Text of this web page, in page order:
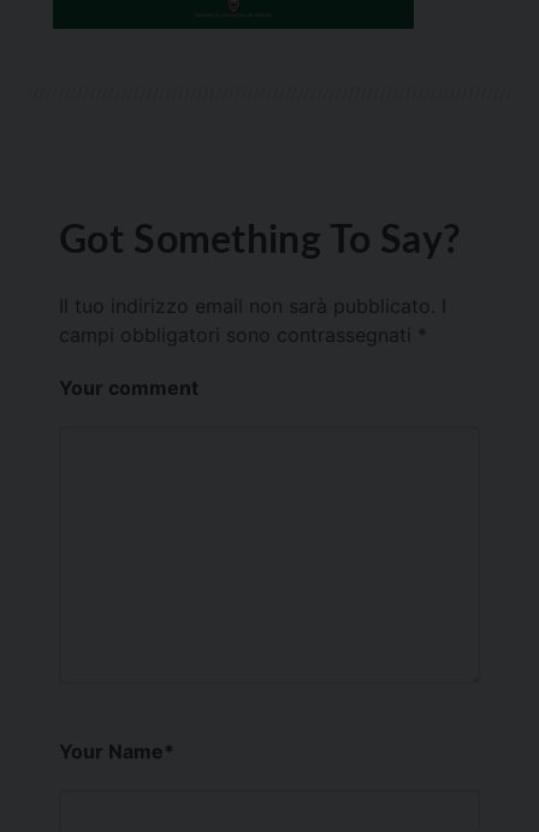
Got Something To Say?
Il tuo indirizzo email non sarà pubblicato.
campi obbligatori sono contrassegnati *
Your comment
Your Name*